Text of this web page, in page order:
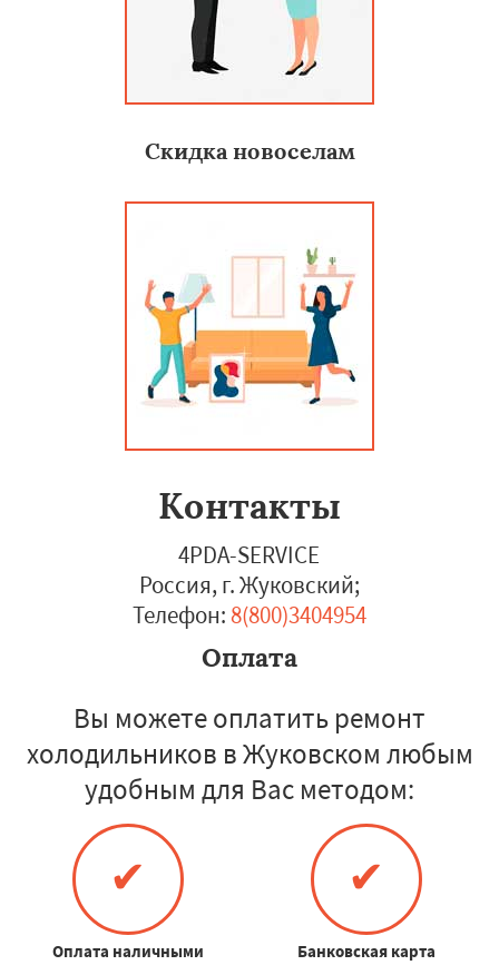
Скидка новоселам
Контакты
4PDA-SERVICE
Россия, г. Жуковский;
Телефон: 8(800)3404954
Оплата
Вы можете оплатить ремонт
холодильников в Жуковском любым
удобным для Вас методом:
✔
Оплата наличными
✔
Банковская карта